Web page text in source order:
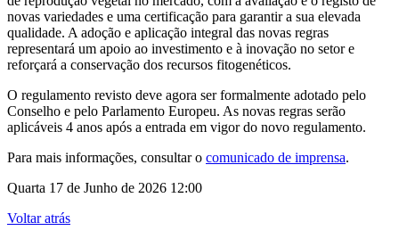
novas variedades e uma certificação para garantir a sua elevada
qualidade. A adoção e aplicação integral das novas regras
representará um apoio ao investimento e à inovação no setor e
reforçará a conservação dos recursos fitogenéticos.
O regulamento revisto deve agora ser formalmente adotado pelo
Conselho e pelo Parlamento Europeu. As novas regras serão
aplicáveis 4 anos após a entrada em vigor do novo regulamento.
Para mais informações, consultar o comunicado de imprensa.
Quarta 17 de Junho de 2026 12:00
Voltar atrás